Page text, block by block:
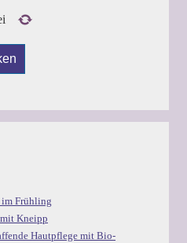
Frühling
Kneipp
Hautpflege mit Bio-